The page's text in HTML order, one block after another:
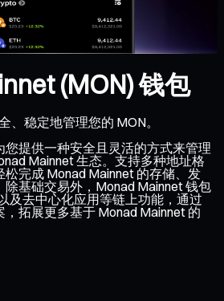
(MON) 钱包
、稳定地管理您的 MON。
您提供一种安全且灵活的方式来管理
Mainnet 生态。支持多种地址格
完成 Monad Mainnet 的存储、发
基础交易外，Monad Mainnet 钱包
及去中心化应用等链上功能，通过
拓展更多基于 Monad Mainnet 的